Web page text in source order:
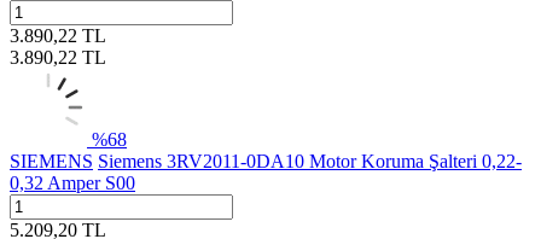
3.890,22 TL
3.890,22 TL
%68
SIEMENS Siemens 3RV2011-0DA10 Motor Koruma Şalteri 0,22-
0,32 Amper S00
5.209,20 TL